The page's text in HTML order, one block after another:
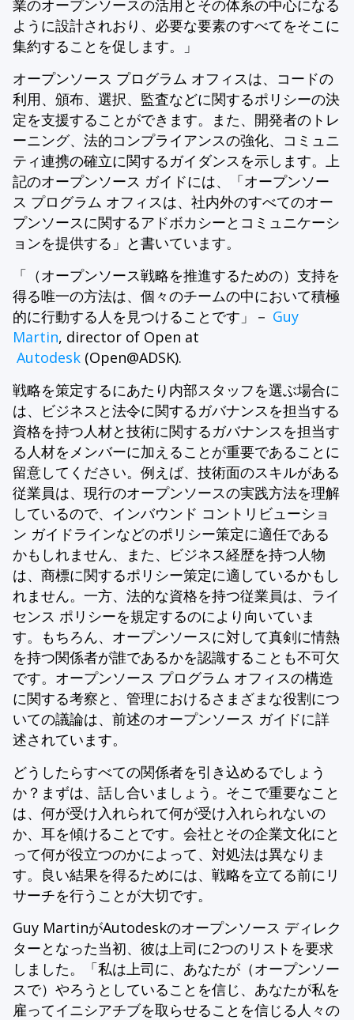
業のオープンソースの活用とその体系の中心になる
ように設計されおり、必要な要素のすべてをそこに
集約することを促します。」
オープンソース プログラム オフィスは、コードの
利用、頒布、選択、監査などに関するポリシーの決
定を支援することができます。また、開発者のトレ
ーニング、法的コンプライアンスの強化、コミュニ
ティ連携の確立に関するガイダンスを示します。上
記のオープンソース ガイドには、「オープンソー
ス プログラム オフィスは、社内外のすべてのオー
プンソースに関するアドボカシーとコミュニケーシ
ョンを提供する」と書いています。
「（オープンソース戦略を推進するための）支持を
得る唯一の方法は、個々のチームの中において積極
的に行動する人を見つけることです」－ Guy
Martin, director of Open at
Autodesk (Open@ADSK).
戦略を策定するにあたり内部スタッフを選ぶ場合に
は、ビジネスと法令に関するガバナンスを担当する
資格を持つ人材と技術に関するガバナンスを担当す
る人材をメンバーに加えることが重要であることに
留意してください。例えば、技術面のスキルがある
従業員は、現行のオープンソースの実践方法を理解
しているので、インバウンド コントリビューショ
ン ガイドラインなどのポリシー策定に適任である
かもしれません、また、ビジネス経歴を持つ人物
は、商標に関するポリシー策定に適しているかもし
れません。一方、法的な資格を持つ従業員は、ライ
センス ポリシーを規定するのにより向いていま
す。もちろん、オープンソースに対して真剣に情熱
を持つ関係者が誰であるかを認識することも不可欠
です。オープンソース プログラム オフィスの構造
に関する考察と、管理におけるさまざまな役割につ
いての議論は、前述のオープンソース ガイドに詳
述されています。
どうしたらすべての関係者を引き込めるでしょう
か？まずは、話し合いましょう。そこで重要なこと
は、何が受け入れられて何が受け入れられないの
か、耳を傾けることです。会社とその企業文化にと
って何が役立つのかによって、対処法は異なりま
す。良い結果を得るためには、戦略を立てる前にリ
サーチを行うことが大切です。
Guy MartinがAutodeskのオープンソース ディレク
ターとなった当初、彼は上司に2つのリストを要求
しました。「私は上司に、あなたが（オープンソー
スで）やろうとしていることを信じ、あなたが私を
雇ってイニシアチブを取らせることを信じる人々の